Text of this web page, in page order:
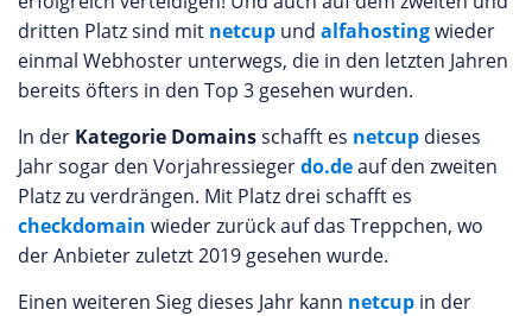
dritten Platz sind mit netcup und alfahostingwieder
einmal Webhoster unterwegs, die in den letzten Jahren
bereits öfters in den Top 3 gesehen wurden.
In der Kategorie Domainsschafft es netcup dieses
Jahr sogar den Vorjahressiegerdo.deauf den zweiten
Platz zu verdrängen. Mit Platz drei schafft es
checkdomain wieder zurück auf das Treppchen, wo
der Anbieter zuletzt 2019 gesehen wurde.
Einen weiteren Sieg dieses Jahr kann netcup in der